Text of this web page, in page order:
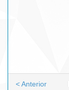
< Anterior